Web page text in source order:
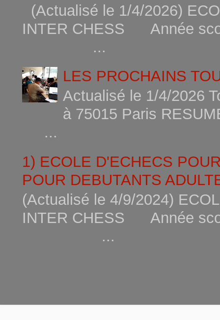
(Actualisé le 1/4/2026)
INTER CHESS Année
...
LES PROCHAINS
Actualisé le 1/4/2026
à 75015
...
1) ECOLE D'ECHECS
POUR DEBUTANTS
(Actualisé le 4/9/2024)
INTER CHESS Année
...